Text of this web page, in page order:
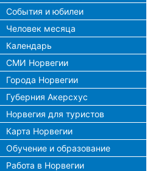
События и юбилеи
Человек месяца
Календарь
СМИ Норвегии
Города Норвегии
Губерния Акерсхус
Норвегия для туристов
Карта Норвегии
Обучение и образование
Работа в Норвегии